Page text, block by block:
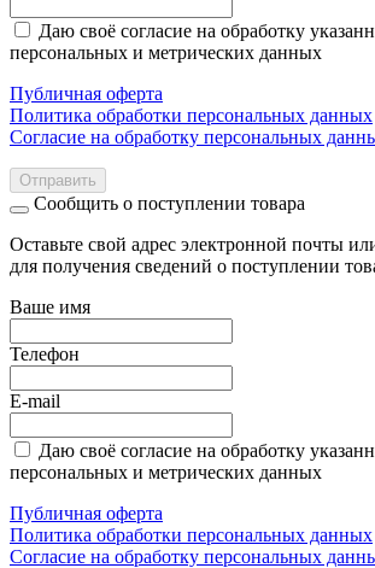
Даю своё согласие на обработку
персональных и метрических данных
Публичная оферта
Политика обработки персональных данных
Согласие на обработку персональных
Отправить
Сообщить о поступлении товара
Оставьте свой адрес электронной почты
для получения сведений о поступлении
Ваше имя
Телефон
E-mail
Даю своё согласие на обработку
персональных и метрических данных
Публичная оферта
Политика обработки персональных данных
Согласие на обработку персональных